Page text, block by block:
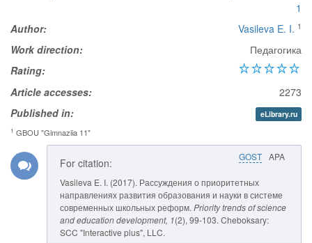
1
Author:
Vasileva E. I. 1
Work direction:
Педагогика
Rating:
Article accesses:
2273
Published in:
eLibrary.ru
1 GBOU "Gimnaziia 11"
GOST APA
For citation:
Vasileva E. I. (2017). Рассуждения о приоритетных
направлениях развития образования и науки в системе
современных школьных реформ. Priority trends of science
and education development, 1(2), 99-103. Cheboksary:
SCC "Interactive plus", LLC.